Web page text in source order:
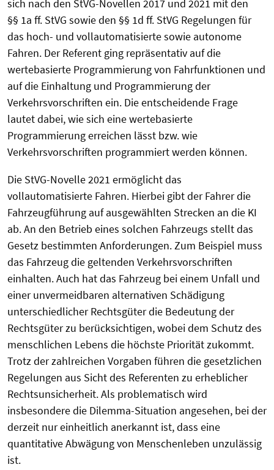
sich nach den StVG-Novellen 2017 und 2021 mit den
§§ 1a ff. StVG sowie den §§ 1d ff. StVG Regelungen für
das hoch- und vollautomatisierte sowie autonome
Fahren. Der Referent ging repräsentativ auf die
wertebasierte Programmierung von Fahrfunktionen und
auf die Einhaltung und Programmierung der
Verkehrsvorschriften ein. Die entscheidende Frage
lautet dabei, wie sich eine wertebasierte
Programmierung erreichen lässt bzw. wie
Verkehrsvorschriften programmiert werden können.
Die StVG-Novelle 2021 ermöglicht das
vollautomatisierte Fahren. Hierbei gibt der Fahrer die
Fahrzeugführung auf ausgewählten Strecken an die KI
ab. An den Betrieb eines solchen Fahrzeugs stellt das
Gesetz bestimmten Anforderungen. Zum Beispiel muss
das Fahrzeug die geltenden Verkehrsvorschriften
einhalten. Auch hat das Fahrzeug bei einem Unfall und
einer unvermeidbaren alternativen Schädigung
unterschiedlicher Rechtsgüter die Bedeutung der
Rechtsgüter zu berücksichtigen, wobei dem Schutz des
menschlichen Lebens die höchste Priorität zukommt.
Trotz der zahlreichen Vorgaben führen die gesetzlichen
Regelungen aus Sicht des Referenten zu erheblicher
Rechtsunsicherheit. Als problematisch wird
insbesondere die Dilemma-Situation angesehen, bei der
derzeit nur einheitlich anerkannt ist, dass eine
quantitative Abwägung von Menschenleben unzulässig
ist.